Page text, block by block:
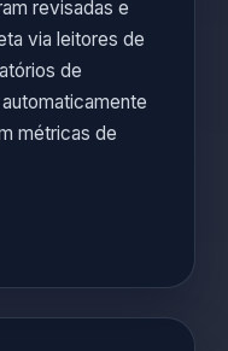
revisadas e
via leitores de
de
métricas de